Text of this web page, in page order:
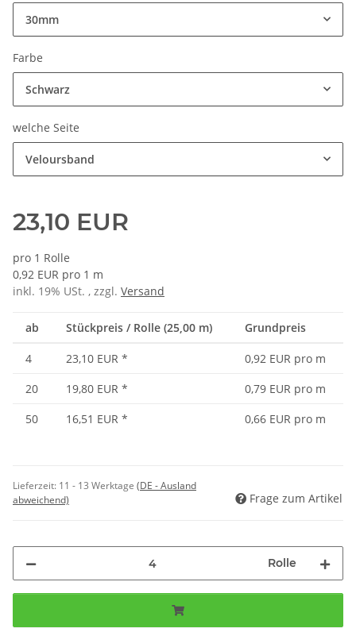
30mm
Farbe
Schwarz
welche Seite
Veloursband
23,10 EUR
pro 1 Rolle
0,92 EUR pro 1 m
inkl. 19% USt. , zzgl. Versand
ab Stückpreis / Rolle (25,00 m) Grundpreis
4 23,10 EUR *
0,92 EUR pro m
20
19,80 EUR *
0,79 EUR pro m
50
16,51 EUR * 0,66 EUR pro m
Lieferzeit: 11 - 13 Werktage (DE - Ausland
abweichend)
Frage zum Artikel
Rolle